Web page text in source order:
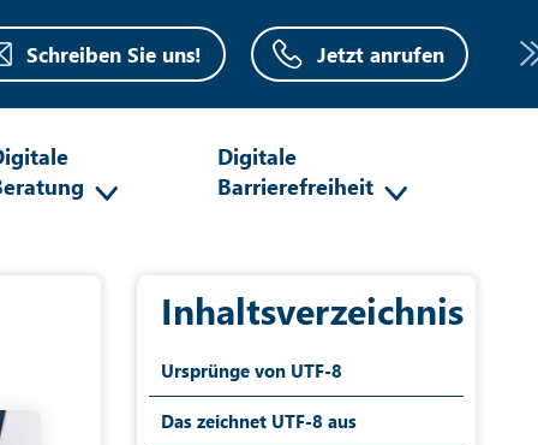
Schreiben Sie uns! Jetzt anrufen
Digitale
Barrierefreiheit
Inhaltsverzeichnis
Ursprünge von UTF-8
Das zeichnet UTF-8 aus